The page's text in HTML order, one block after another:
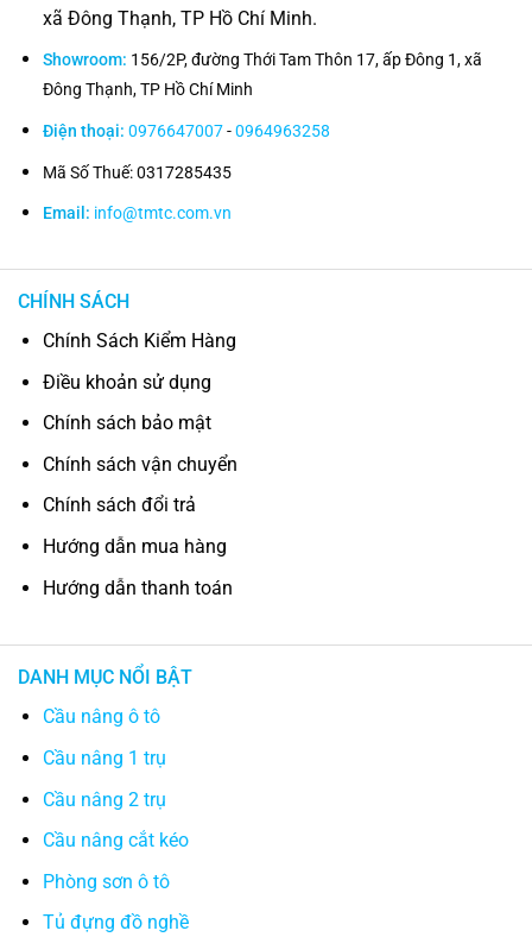
xã Đông Thạnh, TP Hồ Chí Minh.
Showroom: 156/2P, đường Thới Tam Thôn 17, ấp Đông 1, xã
Đông Thạnh, TP Hồ Chí Minh
Điện thoại: 0976647007-0964963258
Mã Số Thuế: 0317285435
Email: info@tmtc.com.vn
CHÍNH SÁCH
Chính Sách Kiểm Hàng
Điều khoản sử dụng
Chính sách bảo mật
Chính sách vận chuyển
Chính sách đổi trả
Hướng dẫn mua hàng
Hướng dẫn thanh toán
DANH MỤC NỔI BẬT
Cầu nâng ô tô
Cầu nâng 1 trụ
Cầu nâng 2 trụ
Cầu nâng cắt kéo
Phòng sơn ô tô
Tủ đựng đồ nghề